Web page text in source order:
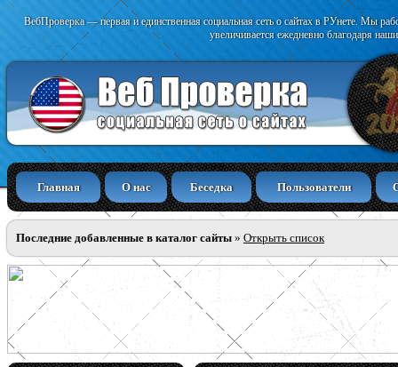
ВебПроверка — первая и единственная социальная сеть о сайтах в РУнете. Мы
увеличивается ежедневно благодаря
Главная О нас Беседка Пользователи
Последние добавленные в каталог сайты » Открыть список